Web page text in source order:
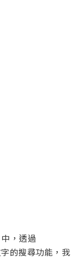
，透過
的搜尋功能，我